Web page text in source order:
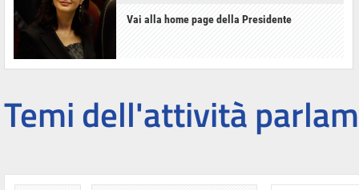
Vai alla home page della Presidente
Temi dell'attività